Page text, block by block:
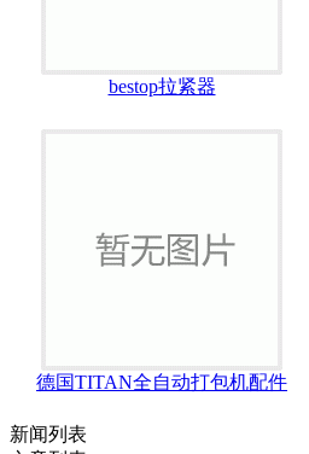
bestop拉紧器
德国TITAN全自动打包机配件
新闻列表